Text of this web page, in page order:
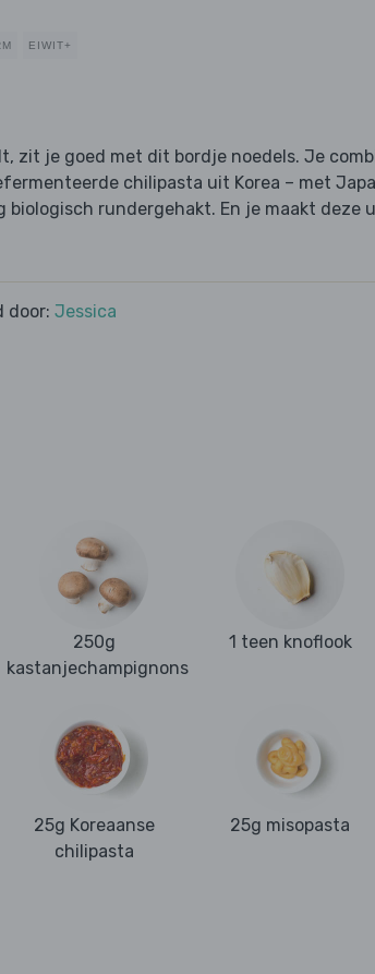
EIWIT+
zit je goed met dit bordje noedels. Je
chilipasta uit Korea – met
biologisch rundergehakt. En je maakt deze
door: Jessica
250g
kastanjechampignons
1 teen knoflook
25g Koreaanse
chilipasta
25g misopasta